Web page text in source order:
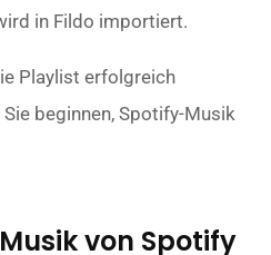
in Fildo importiert.
Playlist erfolgreich
beginnen, Spotify-Musik
von Spotify